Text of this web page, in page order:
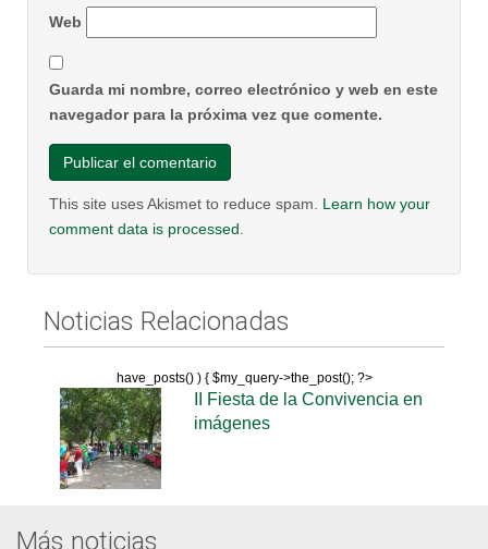
Web
Guarda mi nombre, correo electrónico y web en este
navegador para la próxima vez que comente.
This site uses Akismet to reduce spam. Learn how your
comment data is processed.
Noticias Relacionadas
have_posts() ) { $my_query->the_post(); ?>
II Fiesta de la Convivencia en
imágenes
Más noticias